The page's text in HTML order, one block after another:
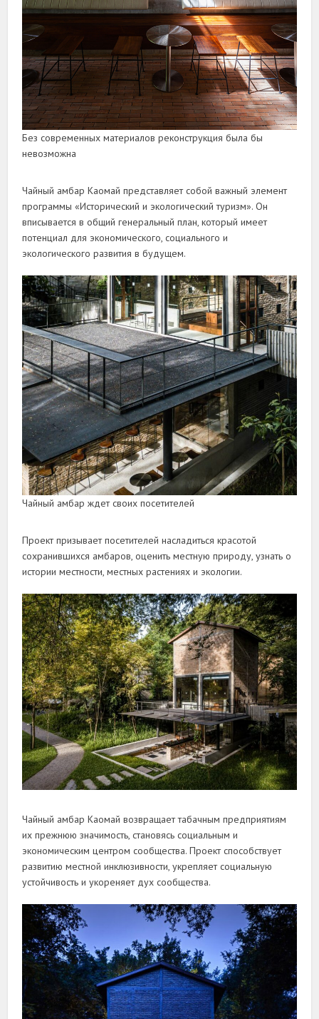
Без современных материалов реконструкция была бы
невозможна
Чайный амбар Каомай представляет собой важный элемент
программы «Исторический и экологический туризм». Он
вписывается в общий генеральный план, который имеет
потенциал для экономического, социального и
экологического развития в будущем.
Чайный амбар ждет своих посетителей
Проект призывает посетителей насладиться красотой
сохранившихся амбаров, оценить местную природу, узнать о
истории местности, местных растениях и экологии.
Чайный амбар Каомай возвращает табачным предприятиям
их прежнюю значимость, становясь социальным и
экономическим центром сообщества. Проект способствует
развитию местной инклюзивности, укрепляет социальную
устойчивость и укореняет дух сообщества.